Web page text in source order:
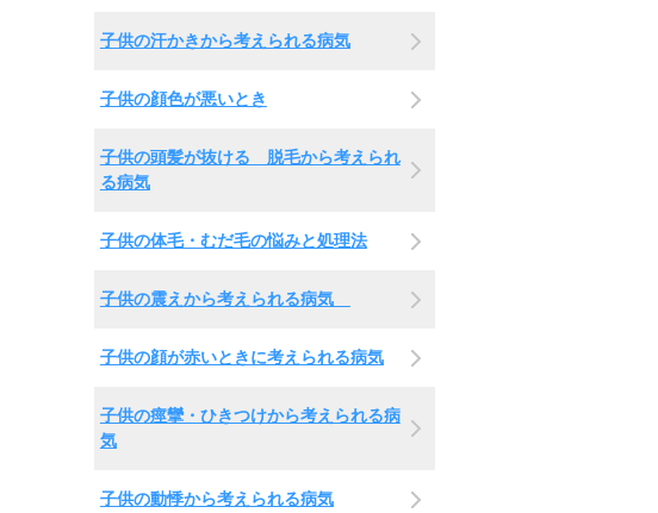
子供の汗かきから考えられる病気
子供の顔色が悪いとき
子供の頭髪が抜ける 脱毛から考えられ
る病気
子供の体毛・むだ毛の悩みと処理法
子供の震えから考えられる病気
子供の顔が赤いときに考えられる病気
子供の痙攣・ひきつけから考えられる病
気
子供の動悸から考えられる病気